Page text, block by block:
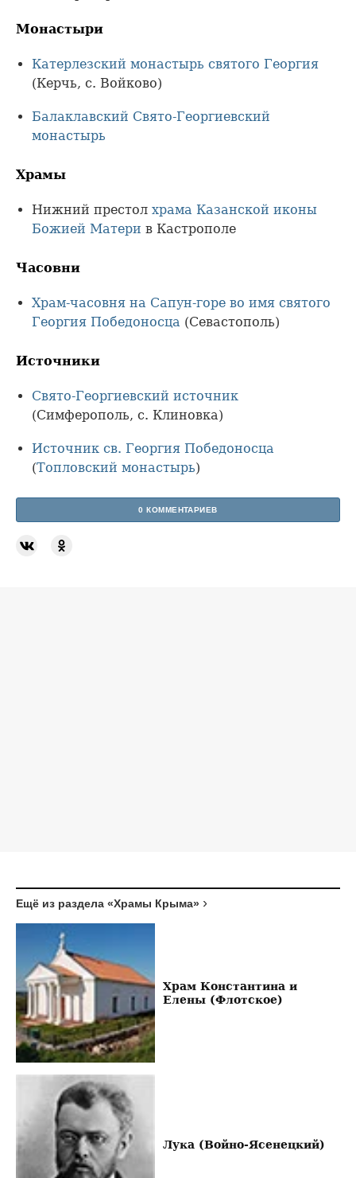
Монастыри
Катерлезский монастырь святого Георгия
(Керчь, с. Войково)
Балаклавский Свято-Георгиевский
монастырь
Храмы
Нижний престол храма Казанской иконы
Божией Матери в Кастрополе
Часовни
Храм-часовня на Сапун-горе во имя святого
Георгия Победоносца (Севастополь)
Источники
Свято-Георгиевский источник
(Симферополь, с. Клиновка)
Источник св. Георгия Победоносца
(Топловский монастырь)
0 КОММЕНТАРИЕВ
Ещё из раздела «Храмы Крыма»
Храм Константина и
Елены (Флотское)
Лука (Войно-Ясенецкий)